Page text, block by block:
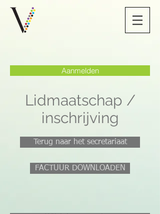
Aanmelden
Lidmaatschap /
inschrijving
Terug naar het secretariaat
FACTUUR DOWNLOADEN